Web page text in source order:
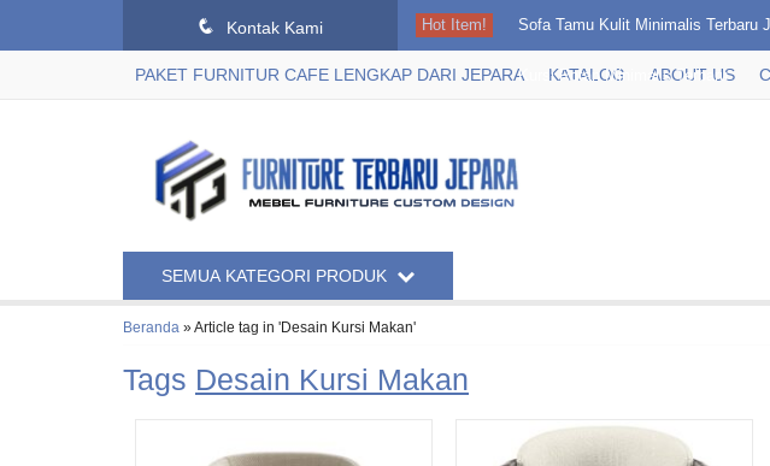
q Kontak Kami Hot Item! Sofa Tamu Kulit Minimalis Terbaru
Kursi Rotan Minimalis Terbaru
PAKET FURNITUR CAFE LENGKAP DARI JEPARA KATALOG ABOUT US
SEMUA KATEGORI PRODUK
Beranda »Article tag in 'Desain Kursi Makan'
Tags Desain Kursi Makan